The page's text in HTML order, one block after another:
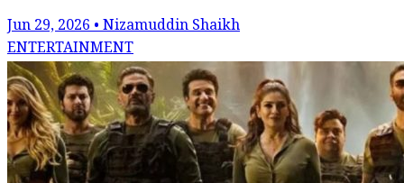
Jun 29, 2026 • Nizamuddin Shaikh
ENTERTAINMENT